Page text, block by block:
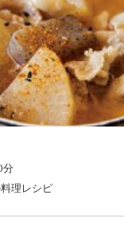
分
理レシピ